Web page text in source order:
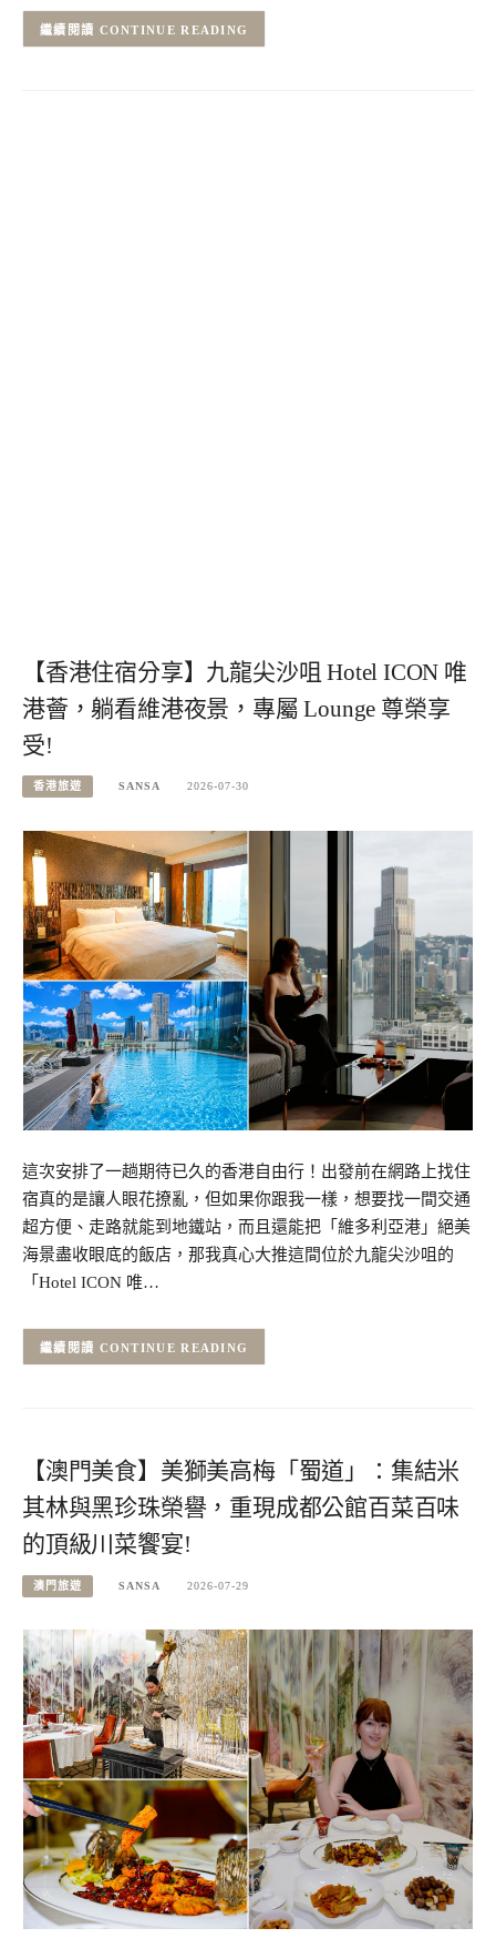
CONTINUE READING
【香港住宿分享】九龍尖沙咀 Hotel ICON 唯
港薈，躺看維港夜景，專屬 Lounge 尊榮享
受!
香港旅遊 SANSA 2026-07-30
這次安排了一趟期待已久的香港自由行！出發前在網路上找住
宿真的是讓人眼花撩亂，但如果你跟我一樣，想要找一間交通
超方便、走路就能到地鐵站，而且還能把「維多利亞港」絕美
海景盡收眼底的飯店，那我真心大推這間位於九龍尖沙咀的
「Hotel ICON 唯…
CONTINUE READING
【澳門美食】美獅美高梅「蜀道」：集結米
其林與黑珍珠榮譽，重現成都公館百菜百味
的頂級川菜饗宴!
澳門旅遊 SANSA 2026-07-29